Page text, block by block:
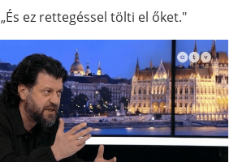
„És ez rettegéssel tölti el őket."